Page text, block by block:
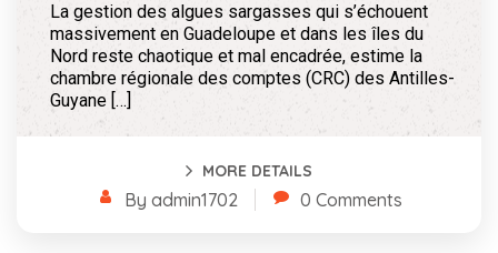
La gestion des algues sargasses qui s’échouent
massivement en Guadeloupe et dans les îles du
Nord reste chaotique et mal encadrée, estime la
chambre régionale des comptes (CRC) des Antilles-
Guyane […]
MORE DETAILS
By admin1702 0 Comments